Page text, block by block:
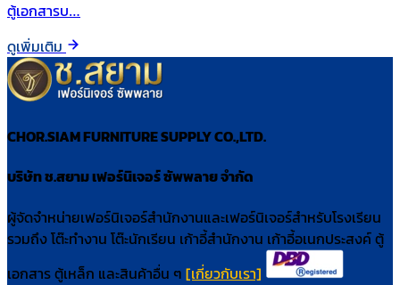
ตู้เอกสารบ…
ดูเพิ่มเติม
CHOR.SIAM FURNITURE SUPPLY CO.,LTD.
บริษัท ช.สยาม เฟอร์นิเจอร์ ซัพพลาย จำกัด
ผู้จัดจำหน่ายเฟอร์นิเจอร์สำนักงานและเฟอร์นิเจอร์สำหรับโรงเรียน
รวมถึง โต๊ะทำงาน โต๊ะนักเรียน เก้าอี้สำนักงาน เก้าอี้อเนกประสงค์ ตู้
เอกสาร ตู้เหล็ก และสินค้าอื่น ๆ [เกี่ยวกับเรา]